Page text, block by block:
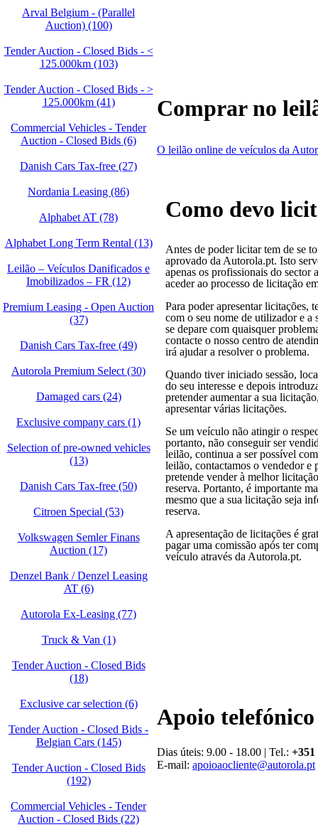
Arval Belgium - (Parallel
Auction) (100)
Tender Auction - Closed Bids - <
125.000km (103)
Tender Auction - Closed Bids - >
125.000km (41)
Commercial Vehicles - Tender
Auction - Closed Bids (6)
Danish Cars Tax-free (27)
Nordania Leasing (86)
Alphabet AT (78)
Alphabet Long Term Rental (13)
Leilão – Veículos Danificados e
Imobilizados – FR (12)
Premium Leasing - Open Auction
(37)
Danish Cars Tax-free (49)
Autorola Premium Select (30)
Damaged cars (24)
Exclusive company cars (1)
Selection of pre-owned vehicles
(13)
Danish Cars Tax-free (50)
Citroen Special (53)
Volkswagen Semler Finans
Auction (17)
Denzel Bank / Denzel Leasing
AT (6)
Autorola Ex-Leasing (77)
Truck & Van (1)
Tender Auction - Closed Bids
(18)
Exclusive car selection (6)
Tender Auction - Closed Bids -
Belgian Cars (145)
Tender Auction - Closed Bids
(192)
Commercial Vehicles - Tender
Auction - Closed Bids (22)
Comprar no
O leilão online de veículos da
Como devo
Antes de poder licitar tem de se
aprovado da Autorola.pt. Isto
apenas os profissionais do sector
aceder ao processo de licitação
Para poder apresentar licitações,
com o seu nome de utilizador e a
se depare com quaisquer
contacte o nosso centro de
irá ajudar a resolver o problema.
Quando tiver iniciado sessão,
do seu interesse e depois
pretender aumentar a sua
apresentar várias licitações.
Se um veículo não atingir o
portanto, não conseguir ser
leilão, continua a ser possível
leilão, contactamos o vendedor e
pretende vender à melhor
reserva. Portanto, é importante
mesmo que a sua licitação seja
reserva.
A apresentação de licitações é
pagar uma comissão após ter
veículo através da Autorola.pt.
Apoio
Dias úteis: 9.00 - 18.00 | Tel.: +351
E-mail: apoioaocliente@autorola.pt